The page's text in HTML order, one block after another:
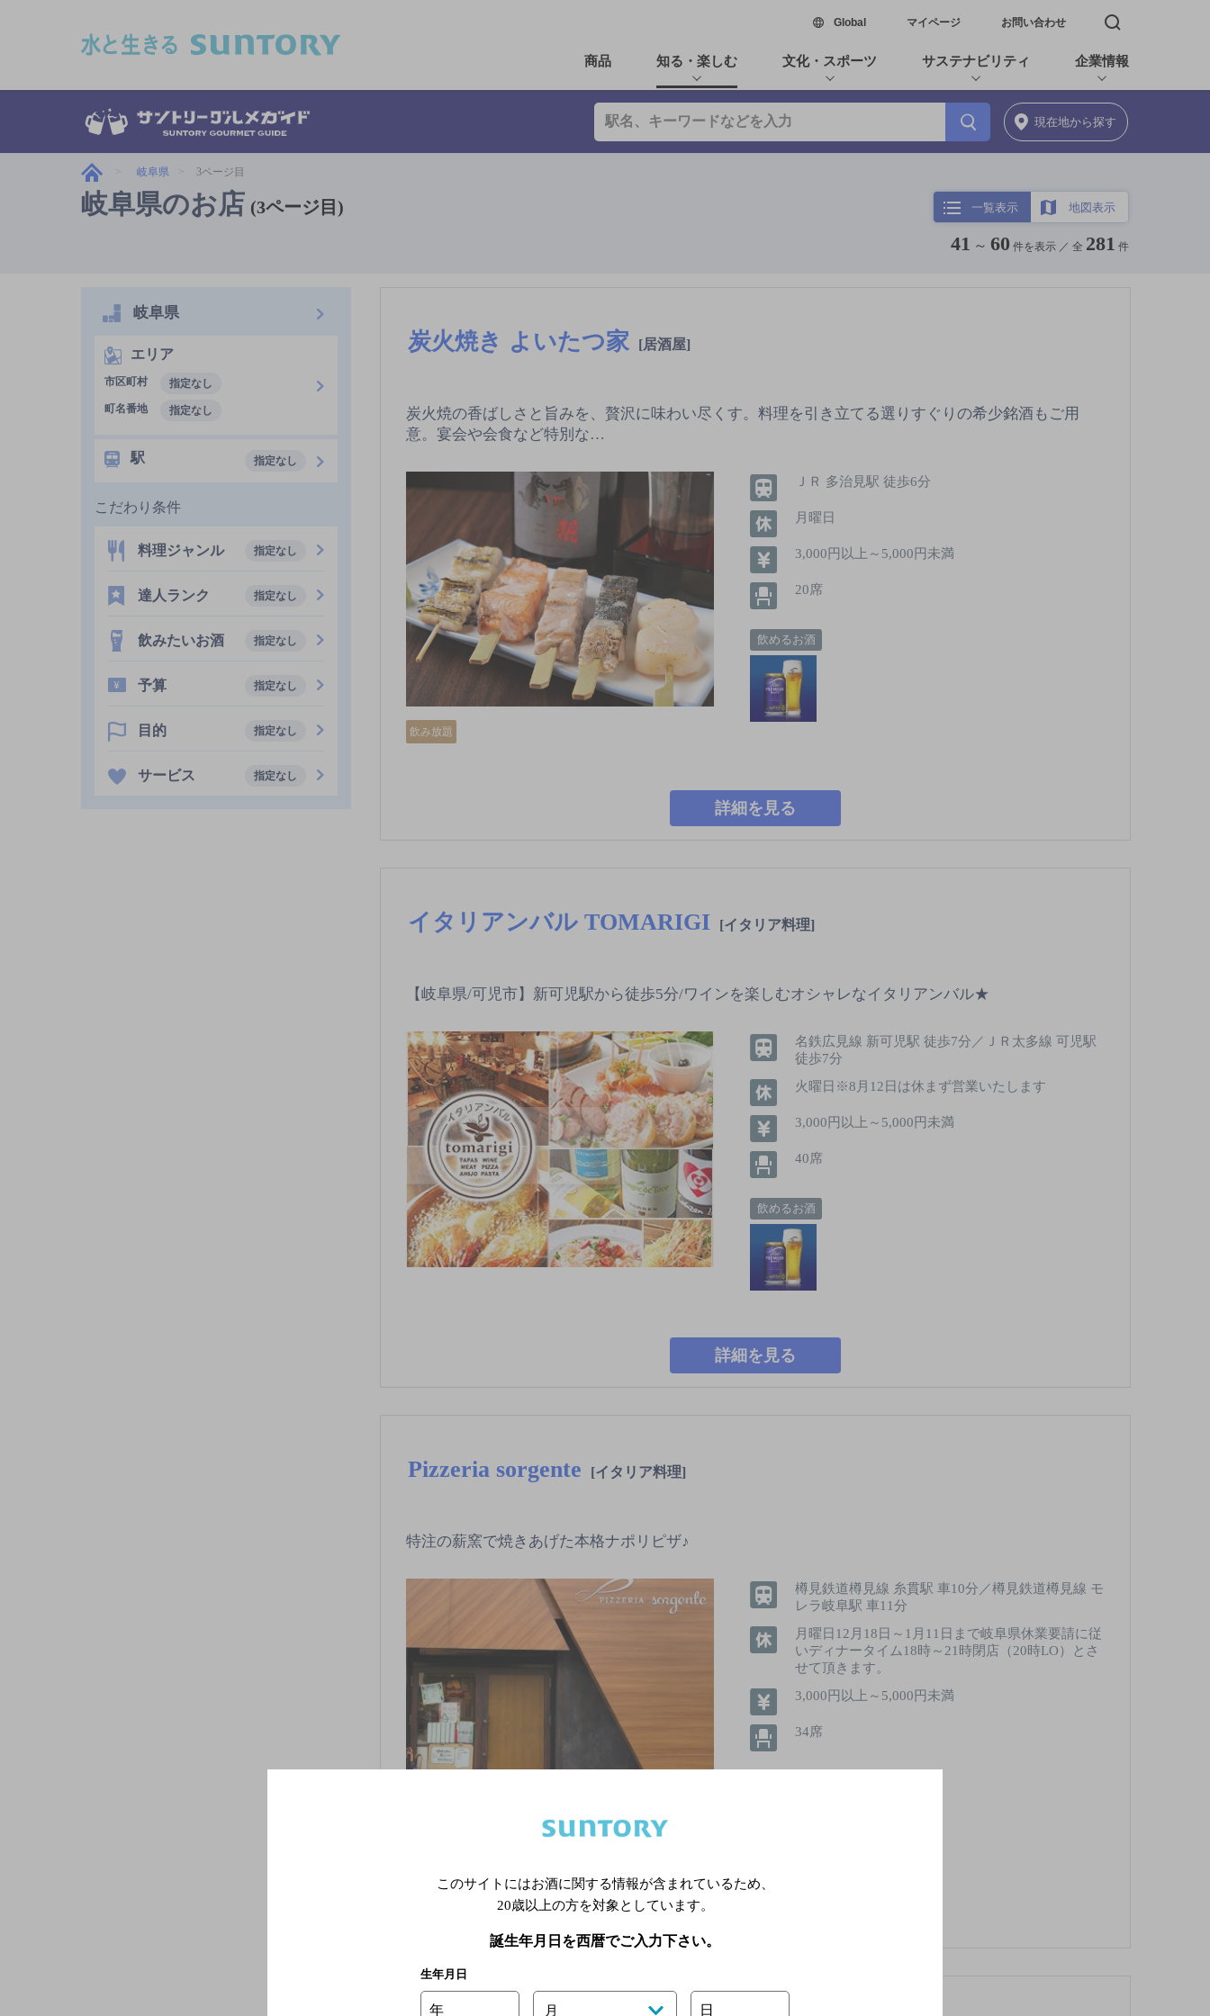
Global新しいウィンドウで開く
マイページ お問い合わせ 検索窓を開く
商品 知る・楽しむ 文化・スポーツ サステナビリティ 企業情報
現在地から探す
岐阜県 3ページ目
岐阜県のお店 (3ページ目) 一覧表示 地図表示
41 ～ 60 件を表示 ／ 全 281 件
炭火焼き よいたつ家 [居酒屋]
炭火焼の香ばしさと旨みを、贅沢に味わい尽くす。料理を引き立てる選りすぐりの希少銘酒もご用
意。宴会や会食など特別な…
飲み放題
ＪＲ 多治見駅 徒歩6分
月曜日
3,000円以上～5,000円未満
20席
飲めるお酒
詳細を見る
イタリアンバル TOMARIGI [イタリア料理]
【岐阜県/可児市】新可児駅から徒歩5分/ワインを楽しむオシャレなイタリアンバル★
名鉄広見線 新可児駅 徒歩7分／ＪＲ太多線 可児駅
徒歩7分
火曜日※8月12日は休まず営業いたします
3,000円以上～5,000円未満
40席
飲めるお酒
詳細を見る
Pizzeria sorgente [イタリア料理]
特注の薪窯で焼きあげた本格ナポリピザ♪
樽見鉄道樽見線 糸貫駅 車10分／樽見鉄道樽見線 モ
レラ岐阜駅 車11分
月曜日12月18日～1月11日まで岐阜県休業要請に従
いディナータイム18時～21時閉店（20時LO）とさ
せて頂きます。
3,000円以上～5,000円未満
34席
岐阜県
エリア
市区町村
指定なし
町名番地
指定なし
駅 指定なし
こだわり条件
料理ジャンル 指定なし
達人ランク 指定なし
飲みたいお酒 指定なし
予算 指定なし
目的 指定なし
サービス 指定なし
このサイトにはお酒に関する情報が含まれているため、
20歳以上の方を対象としています。
誕生年月日を西暦でご入力下さい。
生年月日
年 月 日